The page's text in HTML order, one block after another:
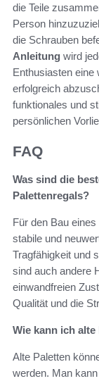
die Teile
Person
die Schrauben
Anleitung wird
Enthusiasten eine
erfolgreich
funktionales und
persönlichen
FAQ
Was sind die
Palettenregals?
Für den Bau
stabile und
Tragfähigkeit und
sind auch andere
einwandfreien
Qualität und die
Wie kann ich
Alte Paletten
werden. Man